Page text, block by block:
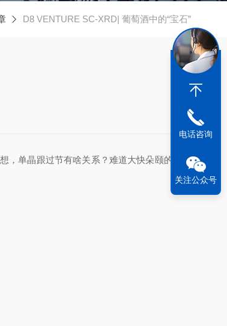
D8 VENTURE SC-XRD| 葡萄酒中的“宝石”
，单晶跟过节有啥关系？难道大快朵颐的肉里
电话咨询
关注公众号